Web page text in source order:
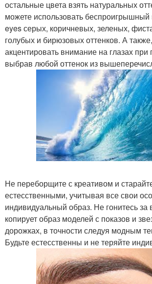
остальные цвета взять натуральных
можете использовать беспроигрышный
eyes серых, коричневых, зеленых,
голубых и бирюзовых оттенков. А
акцентировать внимание на глазах
выбрав любой оттенок из
Не переборщите с креативом и
естесственными, учитывая все свои
индивидуальный образ. Не гонитесь за
копирует образ моделей с показов и
дорожках, в точности следуя модным
Будьте естесственны и не теряйте